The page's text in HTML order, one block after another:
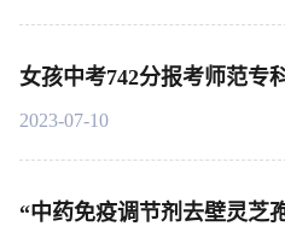
女孩中考742分报考师范专
2023-07-10
“中药免疫调节剂去壁灵芝